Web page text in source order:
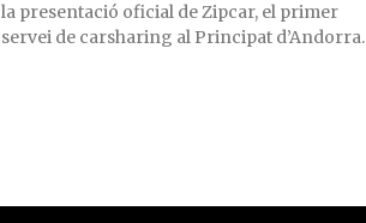
la presentació oficial de Zipcar, el primer
servei de carsharing al Principat d’Andorra.